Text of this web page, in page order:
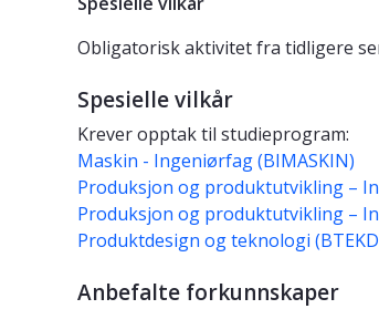
Obligatorisk aktivitet fra tidligere
Spesielle vilkår
Krever opptak til studieprogram:
Maskin - Ingeniørfag (BIMASKIN)
Produksjon og produktutvikling –
Produksjon og produktutvikling –
Produktdesign og teknologi
Anbefalte forkunnskaper